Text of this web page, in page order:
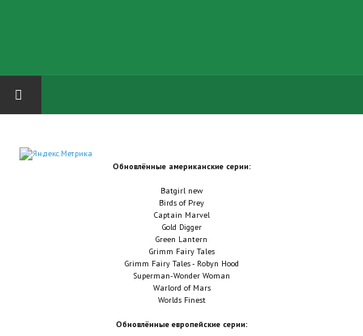
Теневой кардинал для Обливиона
Обновлённые американские серии:
Batgirl new
Birds of Prey
Captain Marvel
Gold Digger
Green Lantern
Grimm Fairy Tales
Grimm Fairy Tales - Robyn Hood
Superman-Wonder Woman
Warlord of Mars
Worlds Finest
Обновлённые европейские серии: